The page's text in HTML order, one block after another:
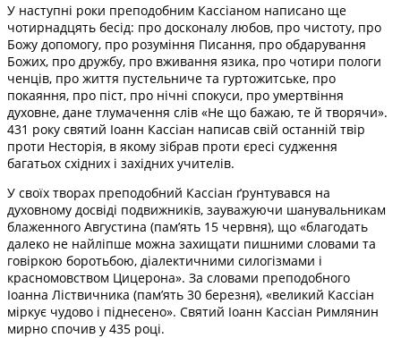
У наступні роки преподобним Кассіаном написано ще
чотирнадцять бесід: про досконалу любов, про чистоту, про
Божу допомогу, про розуміння Писання, про обдарування
Божих, про дружбу, про вживання язика, про чотири пологи
ченців, про життя пустельниче та гуртожитське, про
покаяння, про піст, про нічні спокуси, про умертвіння
духовне, дане тлумачення слів «Не що бажаю, те й творячи».
431 року святий Іоанн Кассіан написав свій останній твір
проти Несторія, в якому зібрав проти єресі судження
багатьох східних і західних учителів.
У своїх творах преподобний Кассіан ґрунтувався на
духовному досвіді подвижників, зауважуючи шанувальникам
блаженного Августина (пам’ять 15 червня), що «благодать
далеко не найліпше можна захищати пишними словами та
говіркою боротьбою, діалектичними силогізмами і
красномовством Цицерона». За словами преподобного
Іоанна Ліствичника (пам’ять 30 березня), «великий Кассіан
міркує чудово і піднесено». Святий Іоанн Кассіан Римлянин
мирно спочив у 435 році.